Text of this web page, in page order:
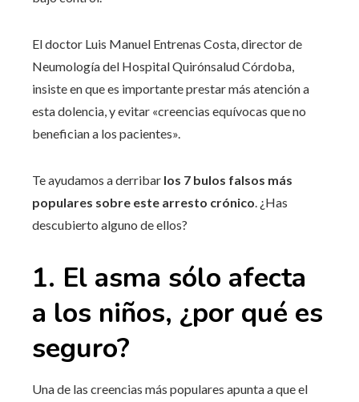
El doctor Luis Manuel Entrenas Costa, director de
Neumología del Hospital Quirónsalud Córdoba,
insiste en que es importante prestar más atención a
esta dolencia, y evitar «creencias equívocas que no
benefician a los pacientes».
Te ayudamos a derribar los 7 bulos falsos más
populares sobre este arresto crónico. ¿Has
descubierto alguno de ellos?
1. El asma sólo afecta
a los niños, ¿por qué es
seguro?
Una de las creencias más populares apunta a que el